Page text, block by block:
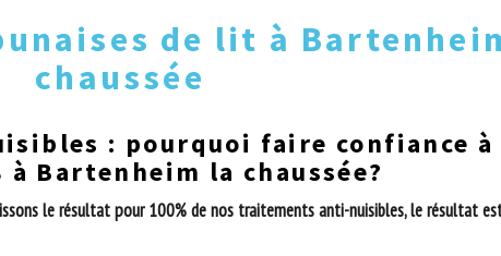
de lit à
chaussée
: pourquoi faire confiance à
à Bartenheim la chaussée?
le résultat pour 100% de nos traitements anti-nuisibles, le résultat